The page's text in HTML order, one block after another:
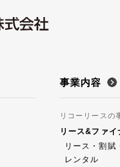
事業内容
リコーリースの
リース&ファ
リース・割賦
レンタル